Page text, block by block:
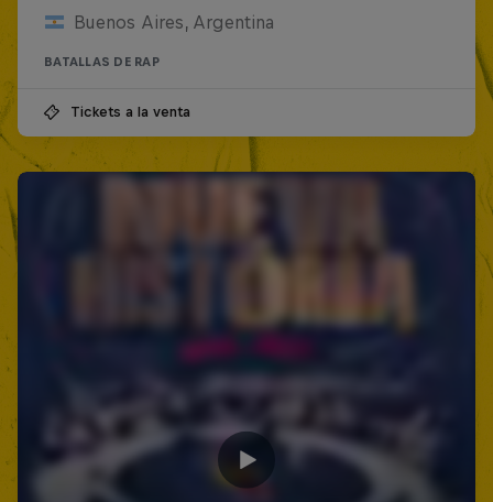
Buenos Aires, Argentina
BATALLAS DE RAP
Tickets a la venta